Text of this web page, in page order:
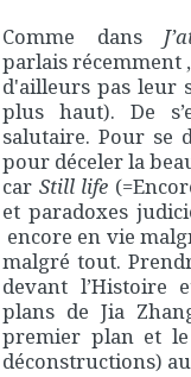
Comme dans
parlais récemment
d'ailleurs pas leur
plus haut). De
salutaire. Pour se
pour déceler la
car Still life
et paradoxes
encore en vie
malgré tout.
devant l’Histoire
plans de Jia
premier plan et
déconstructions)